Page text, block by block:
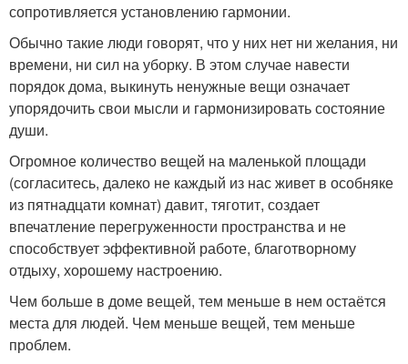
сопротивляется установлению гармонии.
Обычно такие люди говорят, что у них нет ни желания, ни
времени, ни сил на уборку. В этом случае навести
порядок дома, выкинуть ненужные вещи означает
упорядочить свои мысли и гармонизировать состояние
души.
Огромное количество вещей на маленькой площади
(согласитесь, далеко не каждый из нас живет в особняке
из пятнадцати комнат) давит, тяготит, создает
впечатление перегруженности пространства и не
способствует эффективной работе, благотворному
отдыху, хорошему настроению.
Чем больше в доме вещей, тем меньше в нем остаётся
места для людей. Чем меньше вещей, тем меньше
проблем.